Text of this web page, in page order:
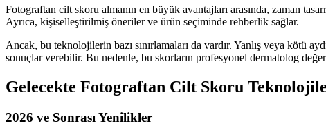
Fotograftan cilt skoru almanın en büyük avantajları arasında, zaman
Ayrıca, kişiselleştirilmiş öneriler ve ürün seçiminde rehberlik sağlar.
Ancak, bu teknolojilerin bazı sınırlamaları da vardır. Yanlış veya kötü
sonuçlar verebilir. Bu nedenle, bu skorların profesyonel dermatolog
Gelecekte Fotograftan Cilt Skoru
2026 ve Sonrası Yenilikler